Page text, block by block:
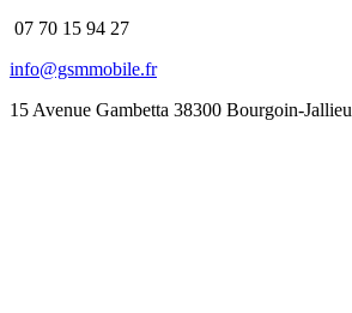
07 70 15 94 27
info@gsmmobile.fr
15 Avenue Gambetta 38300 Bourgoin-Jallieu